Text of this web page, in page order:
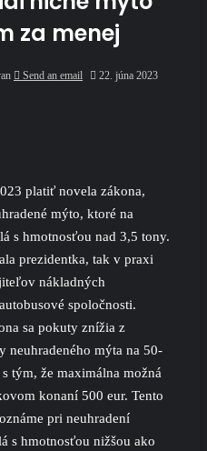
za menej
Send an email
22. júna 2023
platiť novela zákona,
mýto, ktoré na
s hmotnosťou nad 3,5 tony.
prezidentka, tak v praxi
nákladných
spoločnosti.
sa pokuty znížia z
neuhradeného mýta na 50-
tým, že maximálna možná
konaní 500 eur. Tento
pri neuhradení
s hmotnosťou nižšou ako